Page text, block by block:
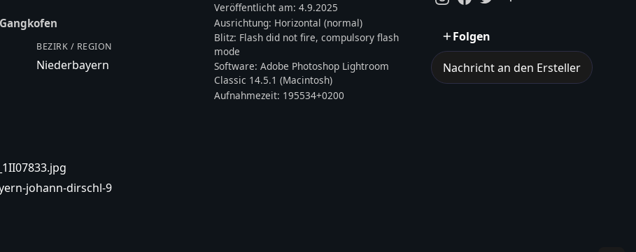
Gangkofen
BEZIRK / REGION
Niederbayern
johann-dirschl-9
Veröffentlicht am:4.9.2025
Ausrichtung: Horizontal (normal)
Blitz: Flash did not fire, compulsory flash
mode
Software:Adobe Photoshop Lightroom
Classic 14.5.1 (Macintosh)
Aufnahmezeit: 195534+0200
Folgen
Nachricht an den Ersteller